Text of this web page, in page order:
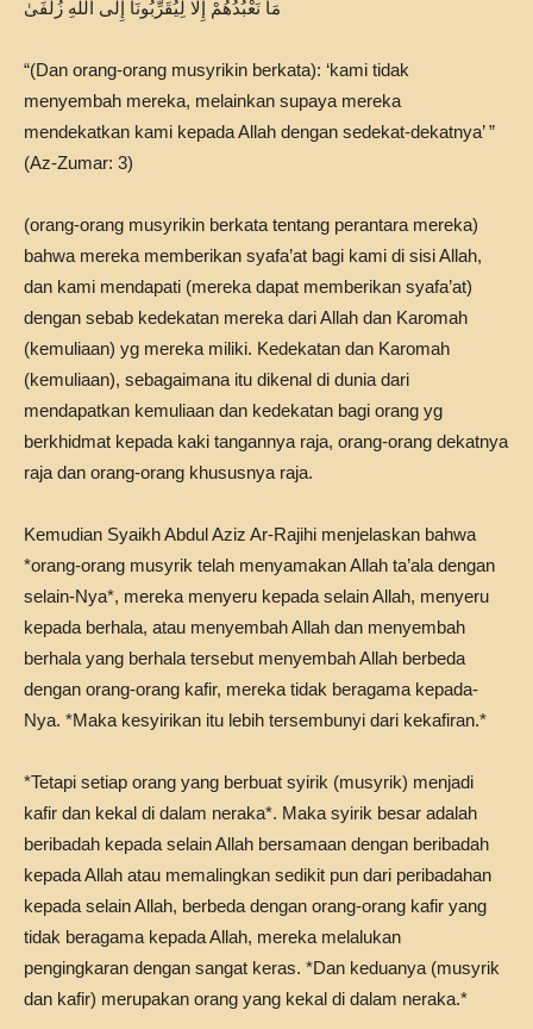
مَا نَعْبُدُهُمْ إِلَّا لِيُقَرِّبُونَا إِلَى اللَّهِ زُلْفَىٰ
“(Dan orang-orang musyrikin berkata): ‘kami tidak
menyembah mereka, melainkan supaya mereka
mendekatkan kami kepada Allah dengan sedekat-dekatnya’ ”
(Az-Zumar: 3)
(orang-orang musyrikin berkata tentang perantara mereka)
bahwa mereka memberikan syafa’at bagi kami di sisi Allah,
dan kami mendapati (mereka dapat memberikan syafa’at)
dengan sebab kedekatan mereka dari Allah dan Karomah
(kemuliaan) yg mereka miliki. Kedekatan dan Karomah
(kemuliaan), sebagaimana itu dikenal di dunia dari
mendapatkan kemuliaan dan kedekatan bagi orang yg
berkhidmat kepada kaki tangannya raja, orang-orang dekatnya
raja dan orang-orang khususnya raja.
Kemudian Syaikh Abdul Aziz Ar-Rajihi menjelaskan bahwa
*orang-orang musyrik telah menyamakan Allah ta’ala dengan
selain-Nya*, mereka menyeru kepada selain Allah, menyeru
kepada berhala, atau menyembah Allah dan menyembah
berhala yang berhala tersebut menyembah Allah berbeda
dengan orang-orang kafir, mereka tidak beragama kepada-
Nya. *Maka kesyirikan itu lebih tersembunyi dari kekafiran.*
*Tetapi setiap orang yang berbuat syirik (musyrik) menjadi
kafir dan kekal di dalam neraka*. Maka syirik besar adalah
beribadah kepada selain Allah bersamaan dengan beribadah
kepada Allah atau memalingkan sedikit pun dari peribadahan
kepada selain Allah, berbeda dengan orang-orang kafir yang
tidak beragama kepada Allah, mereka melalukan
pengingkaran dengan sangat keras. *Dan keduanya (musyrik
dan kafir) merupakan orang yang kekal di dalam neraka.*